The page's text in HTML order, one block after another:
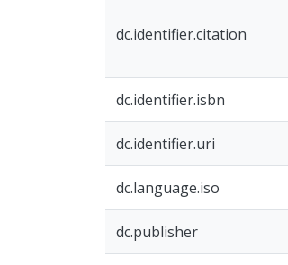
dc.identifier.citation
dc.identifier.isbn
dc.identifier.uri
dc.language.iso
dc.publisher